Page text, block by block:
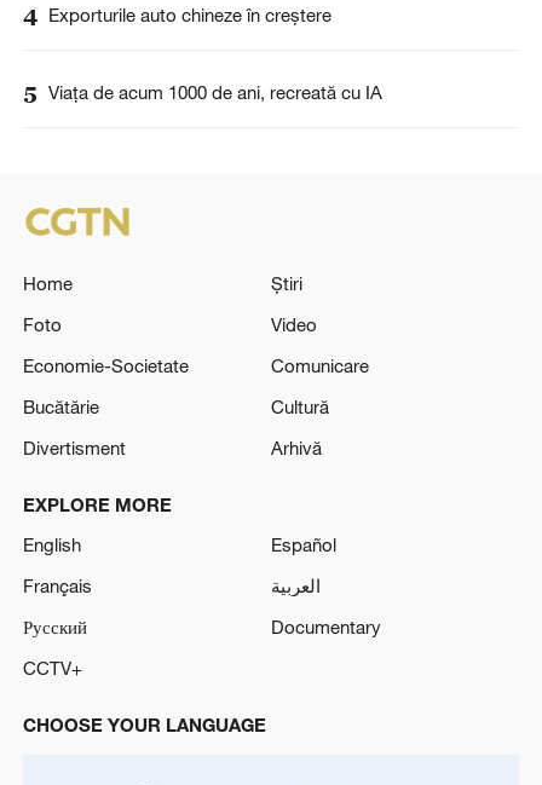
4 Exporturile auto chineze în creștere
5 Viața de acum 1000 de ani, recreată cu IA
Home
Știri
Foto
Video
Economie-Societate
Comunicare
Bucătărie
Cultură
Divertisment
Arhivă
EXPLORE MORE
English
Español
Français
العربية
Русский
Documentary
CCTV+
CHOOSE YOUR LANGUAGE